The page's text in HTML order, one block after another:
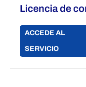
Licencia de
ACCEDE AL
SERVICIO